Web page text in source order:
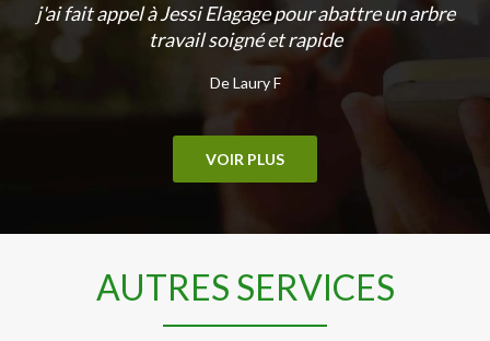
j'ai fait appel à Jessi Elagage pour abattre un arbre
travail soigné et rapide
De Laury F
VOIR PLUS
AUTRES SERVICES